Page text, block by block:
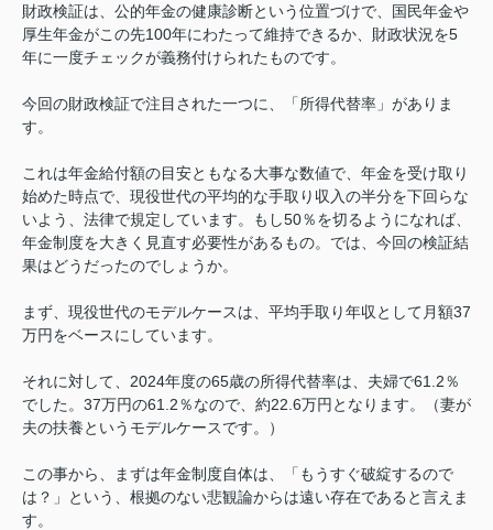
財政検証は、公的年金の健康診断という位置づけで、国民年金や
厚生年金がこの先100年にわたって維持できるか、財政状況を5
年に一度チェックが義務付けられたものです。
今回の財政検証で注目された一つに、「所得代替率」がありま
す。
これは年金給付額の目安ともなる大事な数値で、年金を受け取り
始めた時点で、現役世代の平均的な手取り収入の半分を下回らな
いよう、法律で規定しています。もし50％を切るようになれば、
年金制度を大きく見直す必要性があるもの。では、今回の検証結
果はどうだったのでしょうか。
まず、現役世代のモデルケースは、平均手取り年収として月額37
万円をベースにしています。
それに対して、2024年度の65歳の所得代替率は、夫婦で61.2％
でした。37万円の61.2％なので、約22.6万円となります。（妻が
夫の扶養というモデルケースです。）
この事から、まずは年金制度自体は、「もうすぐ破綻するので
は？」という、根拠のない悲観論からは遠い存在であると言えま
す。